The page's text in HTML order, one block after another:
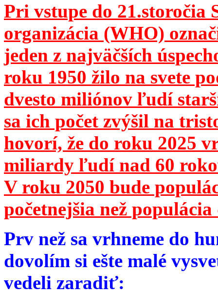
Pri vstupe do 21.storočia
organizácia (WHO)
jeden z najväčších
roku 1950 žilo na svete
dvesto miliónov ľudí
sa ich počet zvýšil na
hovorí, že do roku 2025
miliardy ľudí nad 60
V roku 2050 bude
početnejšia než
Prv než sa vrhneme do
dovolím si ešte malé
vedeli zaradiť: